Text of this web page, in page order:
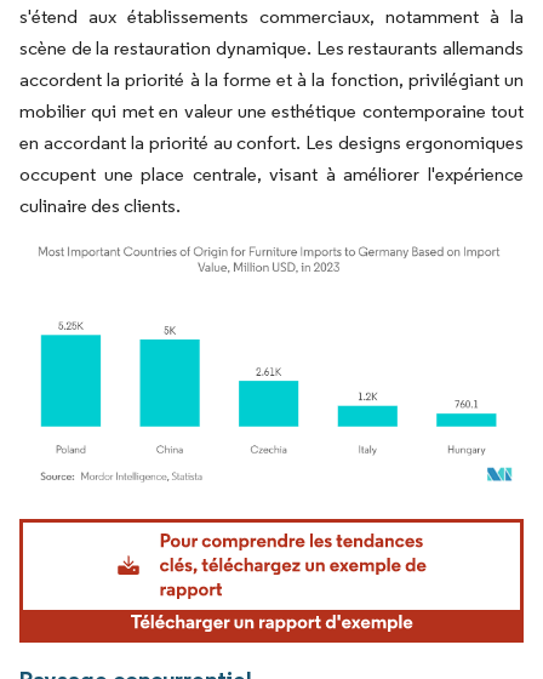
s'étend aux établissements commerciaux, notamment à la
scène de la restauration dynamique. Les restaurants allemands
accordent la priorité à la forme et à la fonction, privilégiant un
mobilier qui met en valeur une esthétique contemporaine tout
en accordant la priorité au confort. Les designs ergonomiques
occupent une place centrale, visant à améliorer l'expérience
culinaire des clients.
Image © Mordor Intelligence. La réutilisation nécessite une attribution sous CC BY